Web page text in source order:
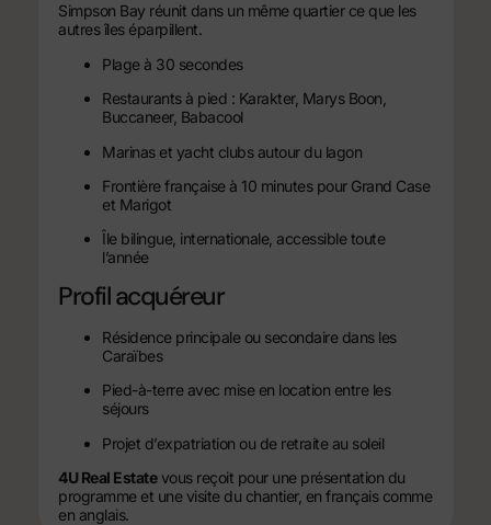
Simpson Bay réunit dans un même quartier ce que les
autres îles éparpillent.
Plage à 30 secondes
Restaurants à pied : Karakter, Marys Boon,
Buccaneer, Babacool
Marinas et yacht clubs autour du lagon
Frontière française à 10 minutes pour Grand Case
et Marigot
Île bilingue, internationale, accessible toute
l’année
Profil acquéreur
Résidence principale ou secondaire dans les
Caraïbes
Pied-à-terre avec mise en location entre les
séjours
Projet d’expatriation ou de retraite au soleil
4U Real Estatevous reçoit pour une présentation du
programme et une visite du chantier, en français comme
en anglais.